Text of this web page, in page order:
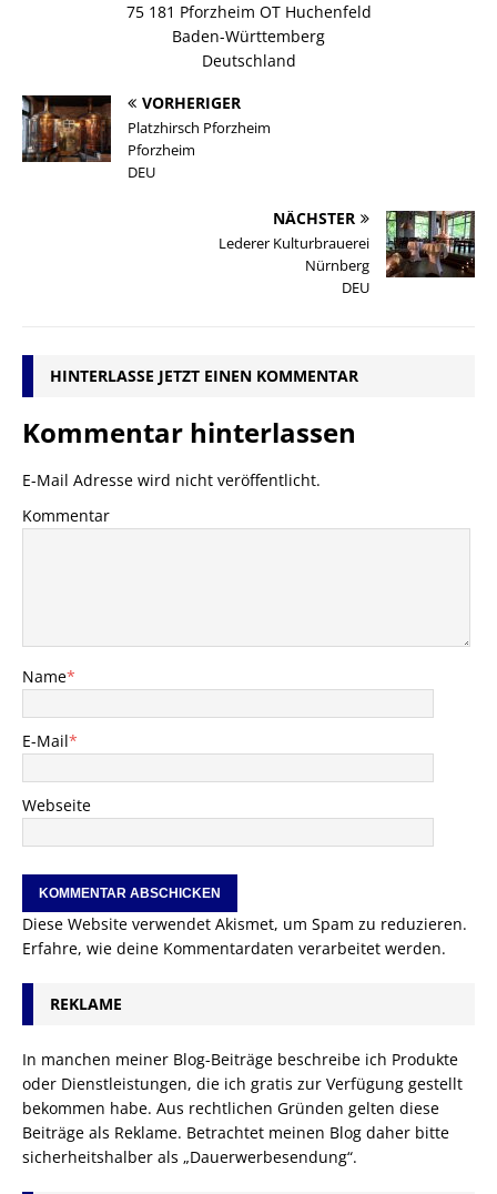
75 181 Pforzheim OT Huchenfeld
Baden-Württemberg
Deutschland
VORHERIGER
Platzhirsch Pforzheim
Pforzheim
DEU
NÄCHSTER
Lederer Kulturbrauerei
Nürnberg
DEU
HINTERLASSE JETZT EINEN KOMMENTAR
Kommentar hinterlassen
E-Mail Adresse wird nicht veröffentlicht.
Kommentar
Name*
E-Mail*
Webseite
Diese Website verwendet Akismet, um Spam zu reduzieren.
Erfahre, wie deine Kommentardaten verarbeitet werden.
REKLAME
In manchen meiner Blog-Beiträge beschreibe ich Produkte
oder Dienstleistungen, die ich gratis zur Verfügung gestellt
bekommen habe. Aus rechtlichen Gründen gelten diese
Beiträge als Reklame. Betrachtet meinen Blog daher bitte
sicherheitshalber als „Dauerwerbesendung“.